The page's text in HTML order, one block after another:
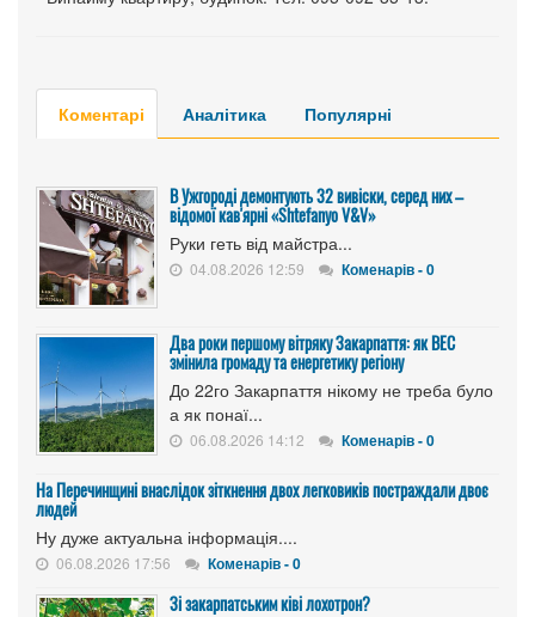
Коментарі Аналітика Популярні
В Ужгороді демонтують 32 вивіски, серед них –
відомої кав'ярні «Shtefanyo V&V»
Руки геть від майстра...
04.08.2026 12:59 Коменарів - 0
Два роки першому вітряку Закарпаття: як ВЕС
змінила громаду та енергетику регіону
До 22го Закарпаття нікому не треба було
а як понаї...
06.08.2026 14:12 Коменарів - 0
На Перечинщині внаслідок зіткнення двох легковиків постраждали двоє
людей
Ну дуже актуальна інформація....
06.08.2026 17:56 Коменарів - 0
Зі закарпатським ківі лохотрон?